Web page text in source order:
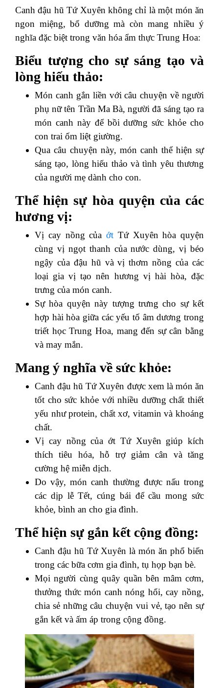
Canh đậu hũ Tứ Xuyên không chỉ là một món ăn
ngon miệng, bổ dưỡng mà còn mang nhiều ý
nghĩa đặc biệt trong văn hóa ẩm thực Trung Hoa:
Biểu tượng cho sự sáng tạo và
lòng hiếu thảo:
Món canh gắn liền với câu chuyện về người
phụ nữ tên Trần Ma Bà, người đã sáng tạo ra
món canh này để bồi dưỡng sức khỏe cho
con trai ốm liệt giường.
Qua câu chuyện này, món canh thể hiện sự
sáng tạo, lòng hiếu thảo và tình yêu thương
của người mẹ dành cho con.
Thể hiện sự hòa quyện của các
hương vị:
Vị cay nồng của ớt Tứ Xuyên hòa quyện
cùng vị ngọt thanh của nước dùng, vị béo
ngậy của đậu hũ và vị thơm nồng của các
loại gia vị tạo nên hương vị hài hòa, đặc
trưng của món canh.
Sự hòa quyện này tượng trưng cho sự kết
hợp hài hòa giữa các yếu tố âm dương trong
triết học Trung Hoa, mang đến sự cân bằng
và may mắn.
Mang ý nghĩa về sức khỏe:
Canh đậu hũ Tứ Xuyên được xem là món ăn
tốt cho sức khỏe với nhiều dưỡng chất thiết
yếu như protein, chất xơ, vitamin và khoáng
chất.
Vị cay nồng của ớt Tứ Xuyên giúp kích
thích tiêu hóa, hỗ trợ giảm cân và tăng
cường hệ miễn dịch.
Do vậy, món canh thường được nấu trong
các dịp lễ Tết, cúng bái để cầu mong sức
khỏe, bình an cho gia đình.
Thể hiện sự gắn kết cộng đồng:
Canh đậu hũ Tứ Xuyên là món ăn phổ biến
trong các bữa cơm gia đình, tụ họp bạn bè.
Mọi người cùng quây quần bên mâm cơm,
thưởng thức món canh nóng hổi, cay nồng,
chia sẻ những câu chuyện vui vẻ, tạo nên sự
gắn kết và ấm áp trong cộng đồng.